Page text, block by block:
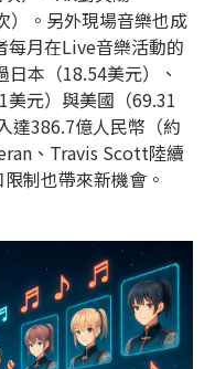
）。另外現場音樂也成
每月在Live音樂活動的
本（18.54美元）、
元）與美國（69.31
達386.7億人民幣（約
、Travis Scott陸續
制也帶來新機會。